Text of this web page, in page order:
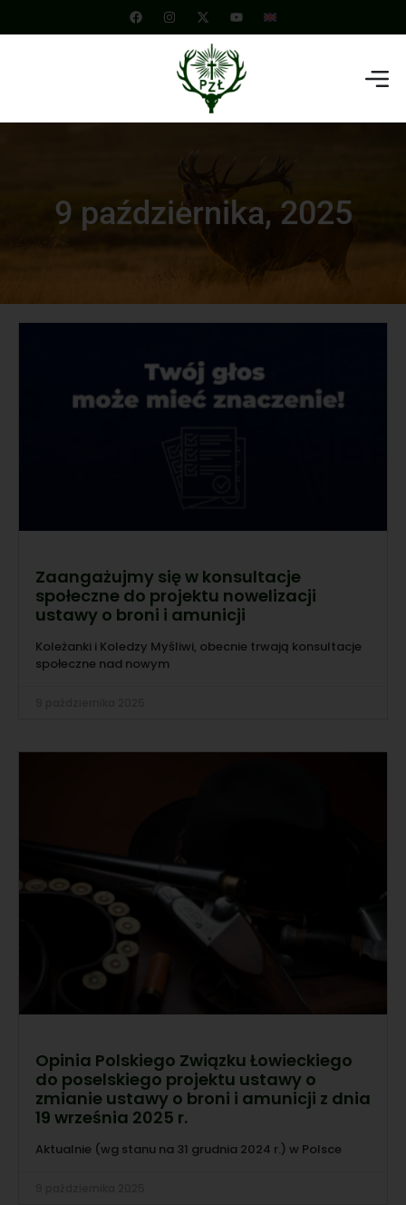
9 października, 2025
Zaangażujmy się w konsultacje
społeczne do projektu nowelizacji
ustawy o broni i amunicji
Koleżanki i Koledzy Myśliwi, obecnie trwają konsultacje
społeczne nad nowym
Opinia Polskiego Związku Łowieckiego
do poselskiego projektu ustawy o
zmianie ustawy o broni i amunicji z dnia
19 września 2025 r.
Aktualnie (wg stanu na 31 grudnia 2024 r.) w Polsce